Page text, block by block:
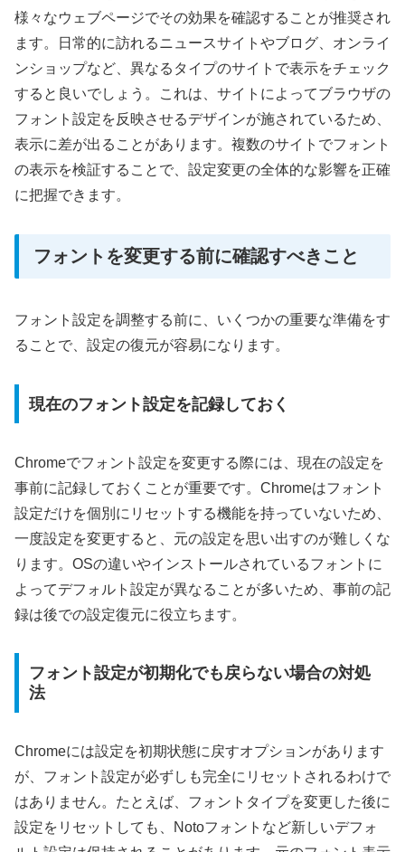
様々なウェブページでその効果を確認することが推奨され
ます。日常的に訪れるニュースサイトやブログ、オンライ
ンショップなど、異なるタイプのサイトで表示をチェック
すると良いでしょう。これは、サイトによってブラウザの
フォント設定を反映させるデザインが施されているため、
表示に差が出ることがあります。複数のサイトでフォント
の表示を検証することで、設定変更の全体的な影響を正確
に把握できます。
フォントを変更する前に確認すべきこと
フォント設定を調整する前に、いくつかの重要な準備をす
ることで、設定の復元が容易になります。
現在のフォント設定を記録しておく
Chromeでフォント設定を変更する際には、現在の設定を
事前に記録しておくことが重要です。Chromeはフォント
設定だけを個別にリセットする機能を持っていないため、
一度設定を変更すると、元の設定を思い出すのが難しくな
ります。OSの違いやインストールされているフォントに
よってデフォルト設定が異なることが多いため、事前の記
録は後での設定復元に役立ちます。
フォント設定が初期化でも戻らない場合の対処
法
Chromeには設定を初期状態に戻すオプションがあります
が、フォント設定が必ずしも完全にリセットされるわけで
はありません。たとえば、フォントタイプを変更した後に
設定をリセットしても、Notoフォントなど新しいデフォ